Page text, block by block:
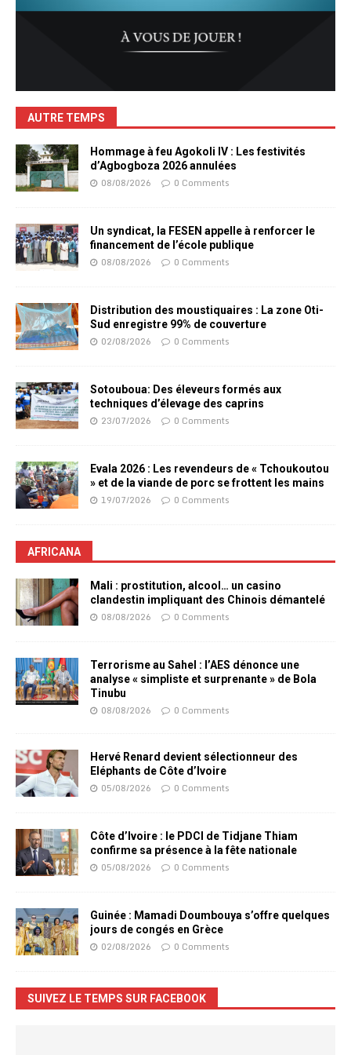
AUTRE TEMPS
Hommage à feu Agokoli IV : Les festivités
d’Agbogboza 2026 annulées
08/08/2026 0 Comments
Un syndicat, la FESEN appelle à renforcer le
financement de l’école publique
08/08/2026 0 Comments
Distribution des moustiquaires : La zone Oti-
Sud enregistre 99% de couverture
02/08/2026 0 Comments
Sotouboua: Des éleveurs formés aux
techniques d’élevage des caprins
23/07/2026 0 Comments
Evala 2026 : Les revendeurs de « Tchoukoutou
» et de la viande de porc se frottent les mains
19/07/2026 0 Comments
AFRICANA
Mali : prostitution, alcool… un casino
clandestin impliquant des Chinois démantelé
08/08/2026 0 Comments
Terrorisme au Sahel : l’AES dénonce une
analyse « simpliste et surprenante » de Bola
Tinubu
08/08/2026 0 Comments
Hervé Renard devient sélectionneur des
Eléphants de Côte d’Ivoire
05/08/2026 0 Comments
Côte d’Ivoire : le PDCI de Tidjane Thiam
confirme sa présence à la fête nationale
05/08/2026 0 Comments
Guinée : Mamadi Doumbouya s’offre quelques
jours de congés en Grèce
02/08/2026 0 Comments
SUIVEZ LE TEMPS SUR FACEBOOK